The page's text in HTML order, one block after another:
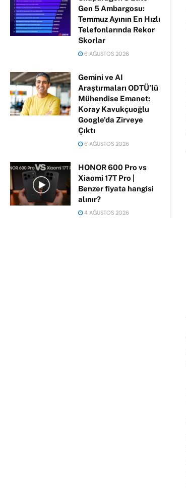
Gen 5 Ambargosu:
Temmuz Ayının En Hızlı
Telefonlarında Rekor
Skorlar
6 AĞUSTOS 2026
Gemini ve AI
Araştırmaları ODTÜ’lü
Mühendise Emanet:
Koray Kavukçuoğlu
Google’da Zirveye
Çıktı
6 AĞUSTOS 2026
HONOR 600 Pro vs
Xiaomi 17T Pro |
Benzer fiyata hangisi
alınır?
4 AĞUSTOS 2026